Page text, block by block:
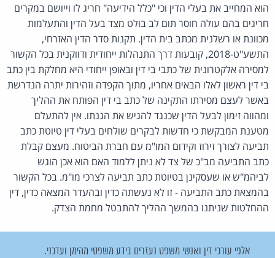
הוא המחייב את בעלי הדין וכי "כלל הידיעה" חריג לו וייושם במקרים
חריגים בהם עולה חוסר תום לב בולט מצד בעל הדין והתעלמות
מכוונת או רשלנית מכתב בית הדין. תקנות סדר הדין האזרחי,
התשע"ט-2018, קובעות דרך התנהלות ייחודית ודווקנית בכל הקשור
למסירה אלקטרונית של כתבי בי דין ובאופן ייחודי היא מחלקת בין כתב
בי דין ראשון לאלו הבאים אחריו, מתוך הקפדה וזהירות יתרה הנדרשת
באשר לעצם מסירתו התקינה של כתב בי דין הפותח את ההליך
ומהווה זימון לבעל הדין שכנגד להגיש את הגנתו. אין להתעלם
מטענת המבקשת כי חדשות לבקרים שולחים בעלי דין טיוטת כתב
תביעה לצורך זירוז וקידום המו"מ עם חברת הביטוח. מעצם קבלת
כתב התביעה מב"כ של צד לא ניתן ללמוד האם הוא אכן הוגש
לביהמ"ש או שעסקינן בטיוטת כתב תביעה לצרכי מו"מ. בכל הקשור
בהמצאת כתב התביעה - זו לא נעשתה כדין ובהעדר המצאה כדין, דין
ההחלטות שניתנו בהמשך ההליך להתבטל מחמת הצדק.
אלפי עורכי דין ואנשי משפט נעזרים בידע משפטי מהימן ועדכני.